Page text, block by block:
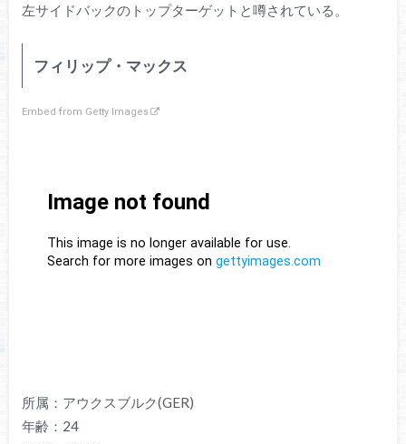
左サイドバックのトップターゲットと噂されている。
フィリップ・マックス
Embed from Getty Images
所属：アウクスブルク(GER)
年齢：24